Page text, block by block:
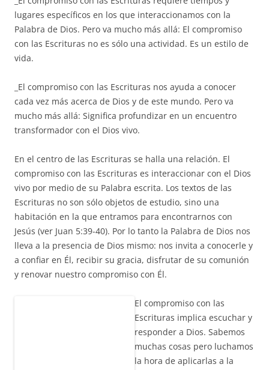
lugares específicos en los que interaccionamos con la
Palabra de Dios. Pero va mucho más allá: El compromiso
con las Escrituras no es sólo una actividad. Es un estilo de
vida.
_El compromiso con las Escrituras nos ayuda a conocer
cada vez más acerca de Dios y de este mundo. Pero va
mucho más allá: Significa profundizar en un encuentro
transformador con el Dios vivo.
En el centro de las Escrituras se halla una relación. El
compromiso con las Escrituras es interaccionar con el Dios
vivo por medio de su Palabra escrita. Los textos de las
Escrituras no son sólo objetos de estudio, sino una
habitación en la que entramos para encontrarnos con
Jesús (ver Juan 5:39-40). Por lo tanto la Palabra de Dios nos
lleva a la presencia de Dios mismo: nos invita a conocerle y
a confiar en Él, recibir su gracia, disfrutar de su comunión
y renovar nuestro compromiso con Él.
El compromiso con las
Escrituras implica escuchar y
responder a Dios. Sabemos
muchas cosas pero luchamos
la hora de aplicarlas a la